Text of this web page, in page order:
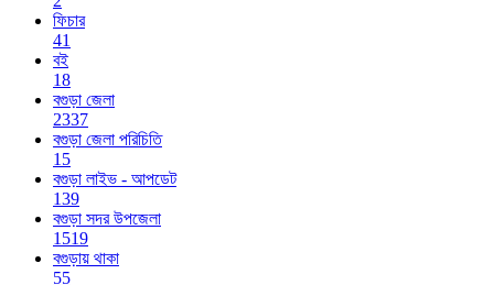
ফিচার
41
বই
18
বগুড়া জেলা
2337
বগুড়া জেলা পরিচিতি
15
বগুড়া লাইভ - আপডেট
139
বগুড়া সদর উপজেলা
1519
বগুড়ায় থাকা
55